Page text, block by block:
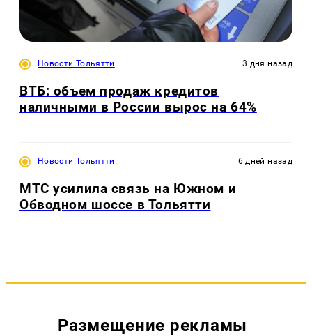
Новости Тольятти 3 дня назад
ВТБ: объем продаж кредитов
наличными в России вырос на 64%
Новости Тольятти 6 дней назад
МТС усилила связь на Южном и
Обводном шоссе в Тольятти
Размещение рекламы